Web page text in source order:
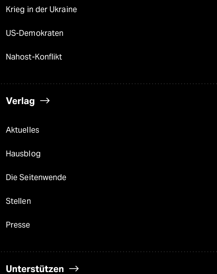
Krieg in der Ukraine
US-Demokraten
Nahost-Konflikt
Verlag
Aktuelles
Hausblog
Die Seitenwende
Stellen
Presse
Unterstützen